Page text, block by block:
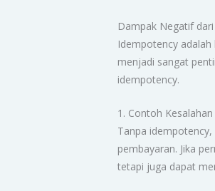
Dampak Negatif
Idempotency
menjadi sangat
idempotency.
1. Contoh
Tanpa
pembayaran. Jika
tetapi juga dapat